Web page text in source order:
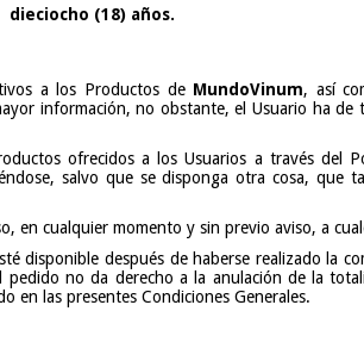
(18) años.
a los Productos de MundoVinum, así
información, no obstante, el Usuario ha
ofrecidos a los Usuarios a través del
salvo que se disponga otra cosa, que
en cualquier momento y sin previo aviso, a
disponible después de haberse realizado la
no da derecho a la anulación de la
en las presentes Condiciones Generales.